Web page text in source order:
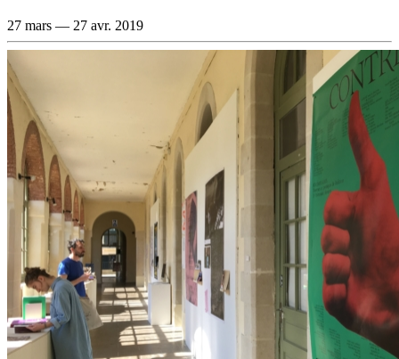
27 mars — 27 avr. 2019